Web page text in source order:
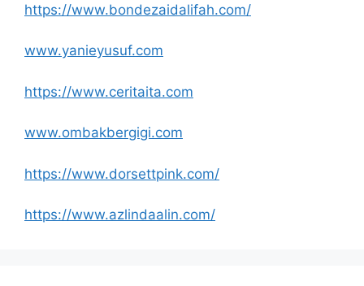
https://www.bondezaidalifah.com/
www.yanieyusuf.com
https://www.ceritaita.com
www.ombakbergigi.com
https://www.dorsettpink.com/
https://www.azlindaalin.com/